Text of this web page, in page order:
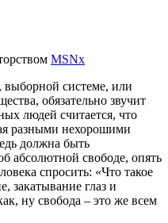
MSNx
выборной системе, или
обязательно звучит
людей считается, что
разными нехорошими
должна быть
абсолютной свободе, опять
спросить: «Что такое
закатывание глаз и
ну свобода – это же всем